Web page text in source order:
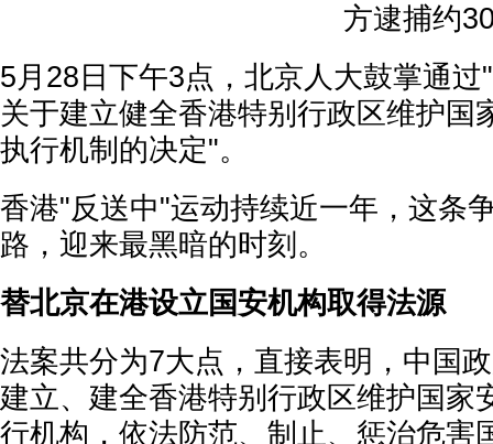
方逮捕约
5月28日下午3点，北京人大鼓掌通
关于建立健全香港特别行政区维护国
执行机制的决定"。
香港"反送中"运动持续近一年，这条
路，迎来最黑暗的时刻。
替北京在港设立国安机构取得法源
法案共分为7大点，直接表明，中国
建立、建全香港特别行政区维护国家
行机构，依法防范、制止、惩治危害